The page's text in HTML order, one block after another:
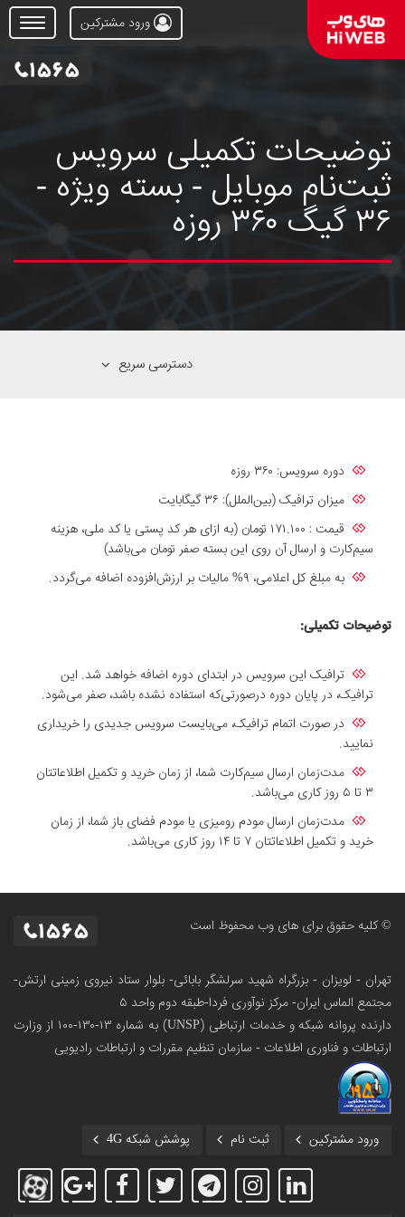
Open
Menu
ورود مشترکین
توضیحات تکمیلی سرویس
ثبت‌نام موبایل - بسته ویژه -
۳۶ گیگ ۳۶۰ روزه
دسترسی سریع
دوره سرویس: ۳۶۰ روزه
میزان ترافیک (بین‌الملل): ۳۶ گیگابایت
قیمت : ۱۷۱.۱۰۰ تومان (به ازای هر کد پستی یا کد ملی، هزینه
سیم‌کارت و ارسال آن روی این بسته صفر تومان می‌باشد)
به مبلغ کل اعلامی، ۹% مالیات بر ارزش‌افزوده اضافه می‌گردد.
توضیحات تکمیلی:
ترافیک این سرویس در ابتدای دوره اضافه خواهد شد. این
ترافیک، در پایان دوره درصورتی‌که استفاده‌ نشده باشد، صفر می‌شود.
در صورت اتمام ترافیک، می‌بایست سرویس جدیدی را خریداری
نمایید.
مدت‌زمان ارسال سیم‌کارت شما، از زمان خرید و تکمیل اطلاعاتتان
۳ تا ۵ روز کاری می‌باشد.
مدت‌زمان ارسال مودم رومیزی یا مودم فضای باز شما، از زمان
خرید و تکمیل اطلاعاتتان ۷ تا ۱۴ روز کاری می‌باشد.
© کلیه حقوق برای های وب محفوظ است
تهران - لویزان - بزرگراه شهید سرلشگر بابائی- بلوار ستاد نیروی زمینی ارتش-
مجتمع الماس ایران- مرکز نوآوری فردا-طبقه دوم واحد ۵
دارنده پروانه شبکه و خدمات ارتباطی (UNSP) به شماره ۱۳-۱۳۰-۱۰۰
از وزارت
ارتباطات و فناوری اطلاعات - سازمان تنظیم مقررات و ارتباطات رادیویی
ورود مشترکین ثبت نام پوشش شبکه 4G